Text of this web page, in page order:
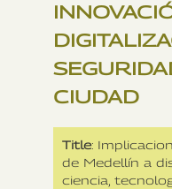
CIUDAD
Title:
de Medellín a
ciencia,